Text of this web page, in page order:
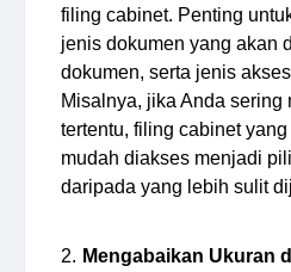
filing cabinet. Penting
jenis dokumen yang akan
dokumen, serta jenis
Misalnya, jika Anda sering
tertentu, filing cabinet
mudah diakses menjadi
daripada yang lebih sulit
Mengabaikan Ukuran